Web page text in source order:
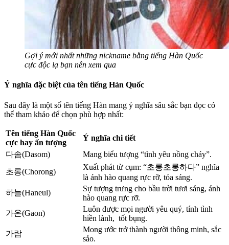
Gợi ý mới nhất những nickname bằng tiếng Hàn Quốc
cực độc lạ bạn nên xem qua
Ý nghĩa đặc biệt của tên tiếng Hàn Quốc
Sau đây là một số tên tiếng Hàn mang ý nghĩa sâu sắc bạn đọc có
thể tham khảo để chọn phù hợp nhất:
Tên tiếng Hàn Quốc
cực hay ấn tượng
Ý nghĩa chi tiết
다솜(Dasom)
Mang biểu tượng “tình yêu nồng cháy”.
초롱(Chorong)
Xuất phát từ cụm: “초롱초롱하다” nghĩa
là ánh hào quang rực rỡ, tỏa sáng.
하늘(Haneul)
Sự tượng trưng cho bầu trời tươi sáng, ánh
hào quang rực rỡ.
가온(Gaon)
Luôn được mọi người yêu quý, tính tình
hiền lành, tốt bụng.
가람
Mong ước trở thành người thông minh, sắc
sảo.